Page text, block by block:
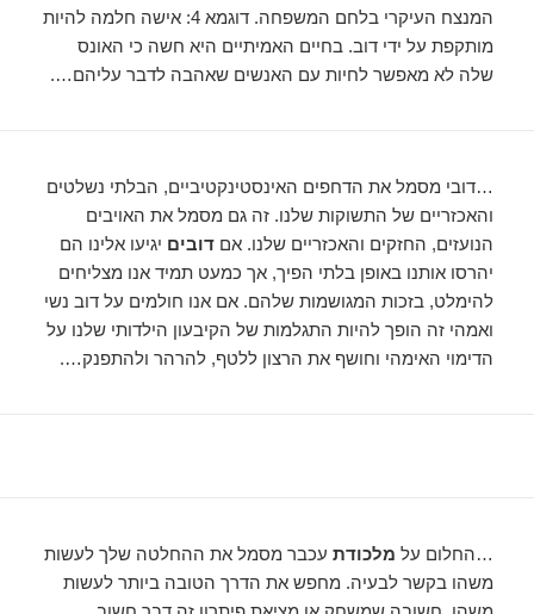
המנצח העיקרי בלחם המשפחה. דוגמא 4: אישה חלמה להיות
מותקפת על ידי דוב. בחיים האמיתיים היא חשה כי האונס
שלה לא מאפשר לחיות עם האנשים שאהבה לדבר עליהם….
…דובי מסמל את הדחפים האינסטינקטיביים, הבלתי נשלטים
והאכזריים של התשוקות שלנו. זה גם מסמל את האויבים
הנועזים, החזקים והאכזריים שלנו. אםדובים יגיעו אלינו הם
יהרסו אותנו באופן בלתי הפיך, אך כמעט תמיד אנו מצליחים
להימלט, בזכות המגושמות שלהם. אם אנו חולמים על דוב נשי
ואמהי זה הופך להיות התגלמות של הקיבעון הילדותי שלנו על
הדימוי האימהי וחושף את הרצון ללטף, להרהר ולהתפנק….
…החלום על מלכודת עכבר מסמל את ההחלטה שלך לעשות
משהו בקשר לבעיה. מחפש את הדרך הטובה ביותר לעשות